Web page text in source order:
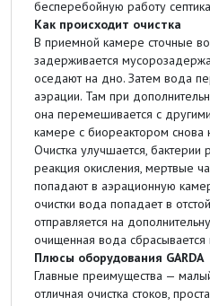
бесперебойную работу
Как происходит очистка
В приемной камере сточные
задерживается
оседают на дно. Затем вода
аэрации. Там при
она перемешивается с
камере с биореактором снова
Очистка улучшается, бактерии
реакция окисления, мертвые
попадают в аэрационную
очистки вода попадает в
отправляется на
очищенная вода сбрасывается
Плюсы оборудования GARDA
Главные преимущества —
отличная очистка стоков,